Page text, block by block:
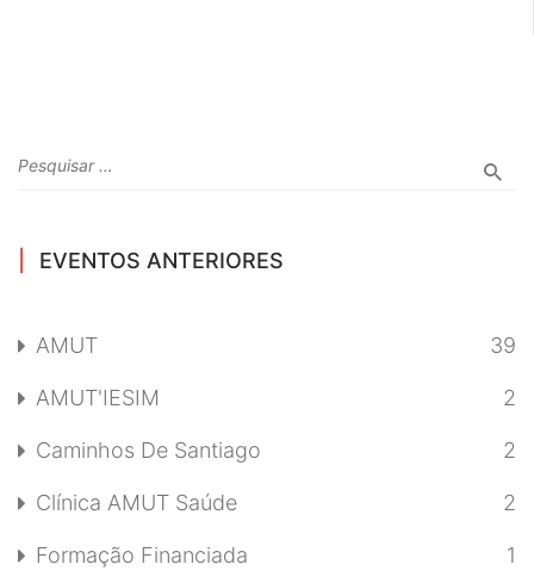
EVENTOS ANTERIORES
AMUT 39
AMUT'IESIM 2
Caminhos De Santiago 2
Clínica AMUT Saúde 2
Formação Financiada 1